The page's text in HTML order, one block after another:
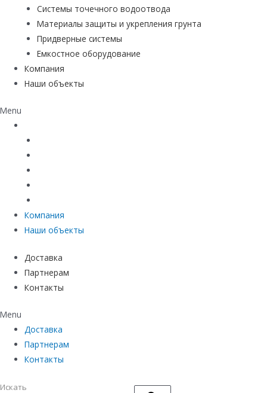
Системы точечного водоотвода
Материалы защиты и укрепления грунта
Придверные системы
Емкостное оборудование
Компания
Наши объекты
Menu
Компания
Наши объекты
Доставка
Партнерам
Контакты
Menu
Доставка
Партнерам
Контакты
Искать